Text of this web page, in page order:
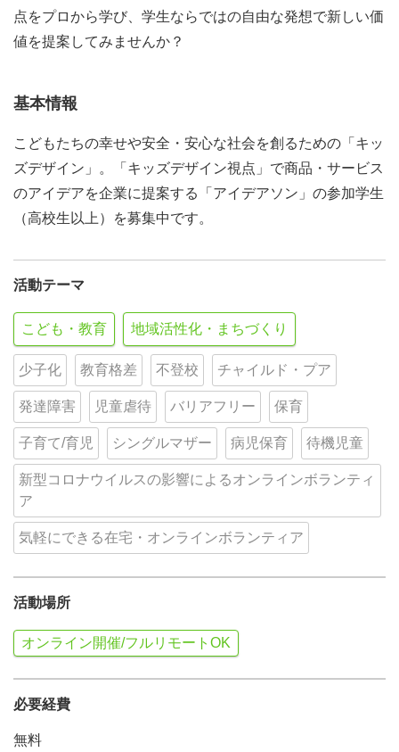
点をプロから学び、学生ならではの自由な発想で新しい価
値を提案してみませんか？
基本情報
こどもたちの幸せや安全・安心な社会を創るための「キッ
ズデザイン」。「キッズデザイン視点」で商品・サービス
のアイデアを企業に提案する「アイデアソン」の参加学生
（高校生以上）を募集中です。
活動テーマ
こども・教育 地域活性化・まちづくり
少子化 教育格差 不登校 チャイルド・プア
発達障害 児童虐待 バリアフリー 保育
子育て/育児 シングルマザー 病児保育 待機児童
新型コロナウイルスの影響によるオンラインボランティ
ア
気軽にできる在宅・オンラインボランティア
活動場所
オンライン開催/フルリモートOK
必要経費
無料